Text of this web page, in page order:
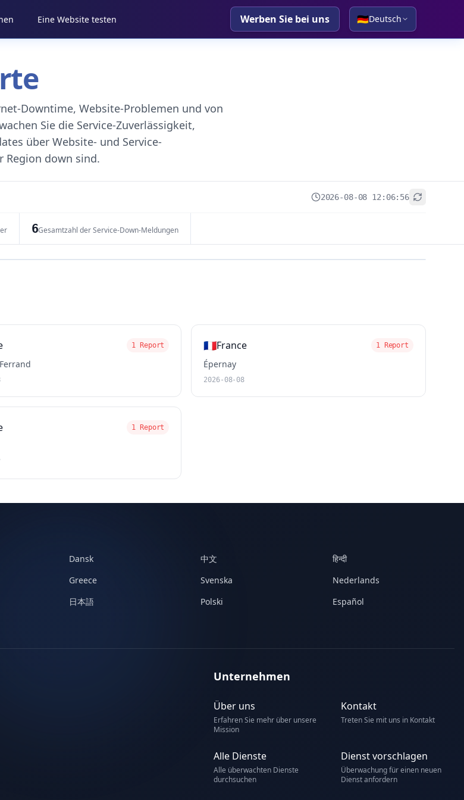
Eine Website testen Werben Sie bei uns 🇩🇪Deutsch
Downtime, Website-Problemen und von
Sie die Service-Zuverlässigkeit,
über Website- und Service-
Region down sind.
2026-08-08 12:06:56
6Gesamtzahl der Service-Down-Meldungen
1 Report 🇫🇷France 1 Report
Épernay
2026-08-08
1 Report
Dansk 中文
हिन्दी
Greece Svenska
Nederlands
日本語 Polski
Español
Unternehmen
Über uns
Erfahren Sie mehr über unsere
Mission
Kontakt
Treten Sie mit uns in Kontakt
Alle Dienste
Alle überwachten Dienste
durchsuchen
Dienst vorschlagen
Überwachung für einen neuen
Dienst anfordern